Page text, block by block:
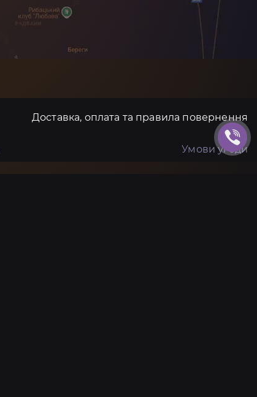
Доставка, оплата та правила повернення
Умови угоди